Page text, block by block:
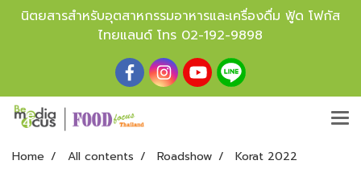
นิตยสารสำหรับอุตสาหกรรมอาหารและเครื่องดื่ม ฟู้ด โฟกัส
ไทยแลนด์ โทร 02-192-9898
Home All contents Roadshow Korat 2022